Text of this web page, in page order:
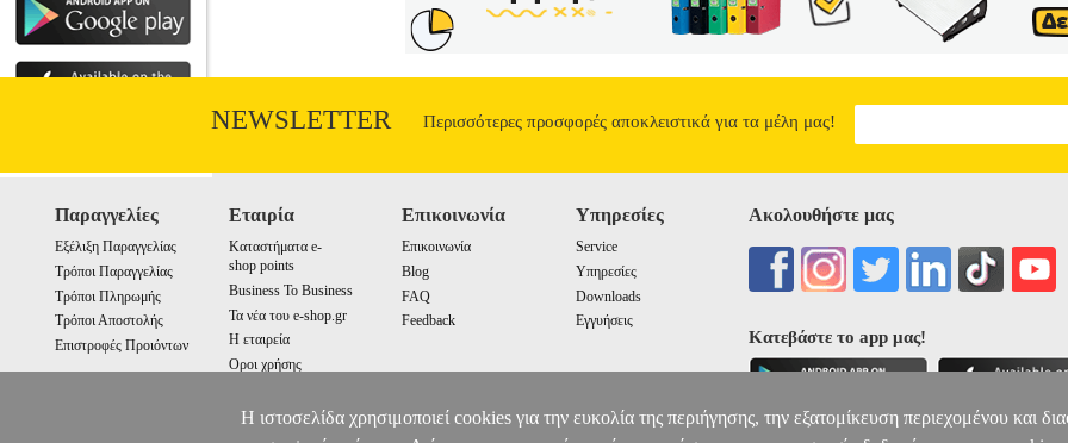
NEWSLETTER Περισσότερες προσφορές αποκλειστικά για τα μέλη μας!
Παραγγελίες
Εξέλιξη Παραγγελίας
Τρόποι Παραγγελίας
Τρόποι Πληρωμής
Τρόποι Αποστολής
Επιστροφές Προιόντων
Εταιρία
Καταστήματα e-
shop points
Business To Business
Τα νέα του e-shop.gr
Η εταιρεία
Οροι χρήσης
Επικοινωνία
Επικοινωνία
Blog
FAQ
Feedback
Υπηρεσίες
Service
Υπηρεσίες
Downloads
Εγγυήσεις
Ακολουθήστε μας
Κατεβάστε το app μας!
Η ιστοσελίδα χρησιμοποιεί cookies για την ευκολία της περιήγησης, την εξατομίκευση περιεχομένου και